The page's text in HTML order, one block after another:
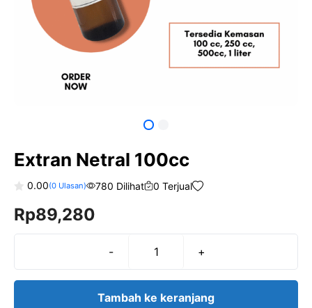
Extran Netral 100cc
o
u
0.00(0Ulasan) 780 Dilihat 0 Terjual
Rp89,280
-
Kuantitas
Netral
+
Tambah ke keranjang